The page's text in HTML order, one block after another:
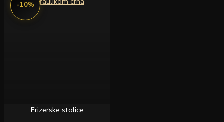
-10%
Frizerske stolice